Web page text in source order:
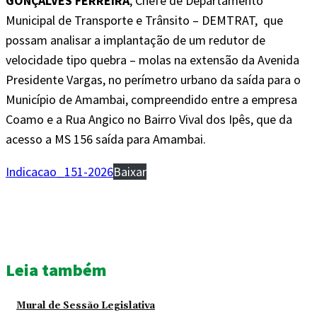
Municipal de Transporte e Trânsito – DEMTRAT, que
possam analisar a implantação de um redutor de
velocidade tipo quebra – molas na extensão da Avenida
Presidente Vargas, no perímetro urbano da saída para o
Município de Amambai, compreendido entre a empresa
Coamo e a Rua Angico no Bairro Vival dos Ipês, que da
acesso a MS 156 saída para Amambai.
Indicacao_151-2026Baixar
Leia também
Mural de Sessão Legislativa